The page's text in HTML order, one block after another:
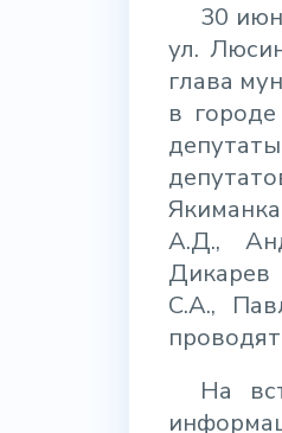
30
ул.
глава
в
А.Д.,
Дикарев
С.А.,
На